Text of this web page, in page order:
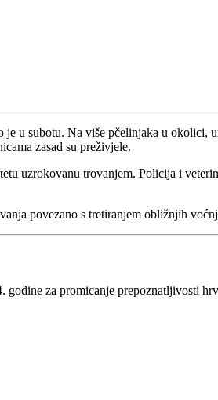
u subotu. Na više pčelinjaka u
zasad su preživjele.
uzrokovanu trovanjem. Policija i
povezano s tretiranjem obližnjih
za promicanje prepoznatljivosti